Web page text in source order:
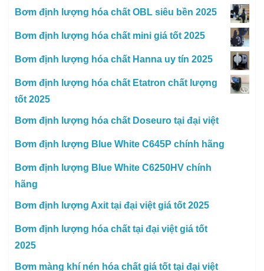
Bơm định lượng hóa chất OBL siêu bền 2025
Bơm định lượng hóa chất mini giá tốt 2025
Bơm định lượng hóa chất Hanna uy tín 2025
Bơm định lượng hóa chất Etatron chất lượng
tốt 2025
Bơm định lượng hóa chất Doseuro tại đại việt
Bơm định lượng Blue White C645P chính hãng
Bơm định lượng Blue White C6250HV chính
hãng
Bơm định lượng Axit tại đại việt giá tốt 2025
Bơm định lượng hóa chất tại đại việt giá tốt
2025
Bơm màng khí nén hóa chất giá tốt tại đại việt